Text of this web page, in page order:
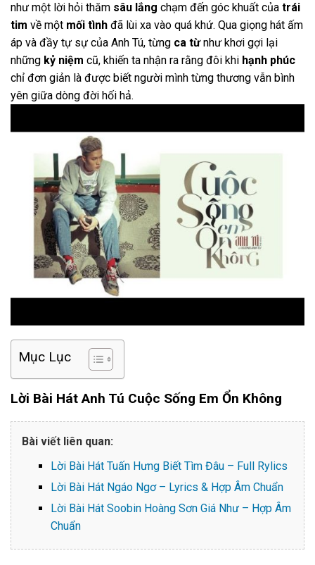
như một lời hỏi thăm sâu lắng chạm đến góc khuất của trái
tim về một mối tình đã lùi xa vào quá khứ. Qua giọng hát ấm
áp và đầy tự sự của Anh Tú, từng ca từnhư khơi gợi lại
những kỷ niệm cũ, khiến ta nhận ra rằng đôi khi hạnh phúc
chỉ đơn giản là được biết người mình từng thương vẫn bình
yên giữa dòng đời hối hả.
Mục Lục
Lời Bài Hát Anh Tú Cuộc Sống Em Ổn Không
Bài viết liên quan:
Lời Bài Hát Tuấn Hưng Biết Tìm Đâu – Full Rylics
Lời Bài Hát Ngáo Ngơ – Lyrics & Hợp Âm Chuẩn
Lời Bài Hát Soobin Hoàng Sơn Giá Như – Hợp Âm
Chuẩn